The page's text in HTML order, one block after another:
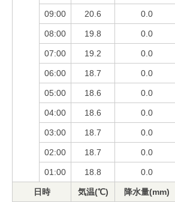
09:00 20.6 0.0
08:00 19.8 0.0
07:00 19.2 0.0
06:00 18.7 0.0
05:00 18.6 0.0
04:00 18.6 0.0
03:00 18.7 0.0
02:00 18.7 0.0
01:00 18.8 0.0
日時 気温(℃) 降水量(mm)